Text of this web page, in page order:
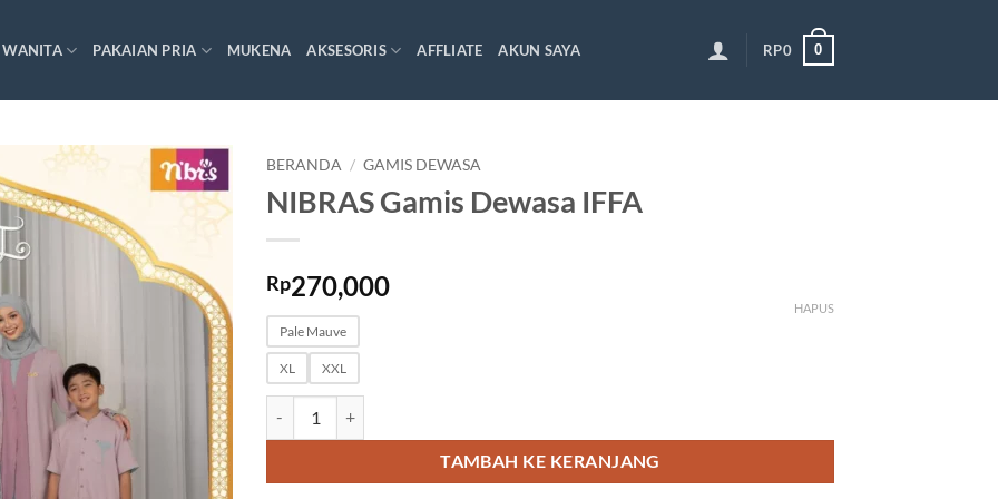
PAKAIAN PRIA MUKENA AKSESORIS AFFLIATE AKUN SAYA RP0 0
BERANDA / GAMIS DEWASA
NIBRAS Gamis Dewasa IFFA
Rp270,000
Pale Mauve
XL XXL
HAPUS
TAMBAH KE KERANJANG